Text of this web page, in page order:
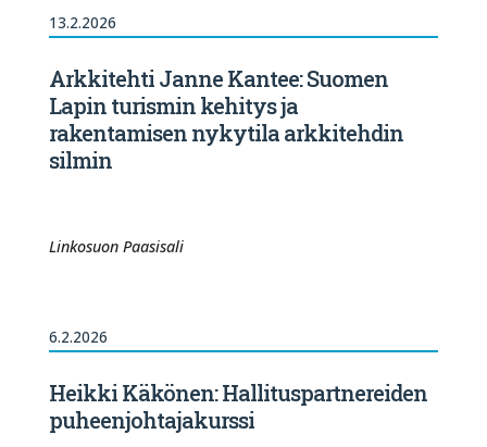
13.2.2026
Arkkitehti Janne Kantee: Suomen
Lapin turismin kehitys ja
rakentamisen nykytila arkkitehdin
silmin
Linkosuon Paasisali
6.2.2026
Heikki Käkönen: Hallituspartnereiden
puheenjohtajakurssi